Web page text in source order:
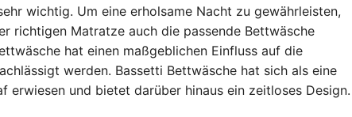
wichtig. Um eine erholsame Nacht zu gewährleisten,
richtigen Matratze auch die passende Bettwäsche
hat einen maßgeblichen Einfluss auf die
werden. Bassetti Bettwäsche hat sich als eine
erwiesen und bietet darüber hinaus ein zeitloses Design.